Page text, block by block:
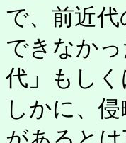
で、前近
できなか
代」もし
しかに、